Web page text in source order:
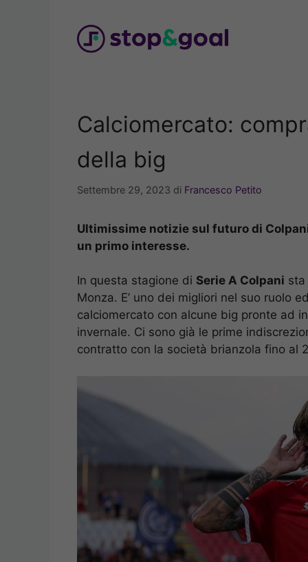
Calciomercato:
della big
Settembre 29, 2023 di Francesco Petito
Ultimissime notizie sul futuro di
un primo interesse.
In questa stagione di Serie A Colpani
Monza. E’ uno dei migliori nel suo ruolo
calciomercato con alcune big pronte ad
invernale. Ci sono già le prime
contratto con la società brianzola fino al